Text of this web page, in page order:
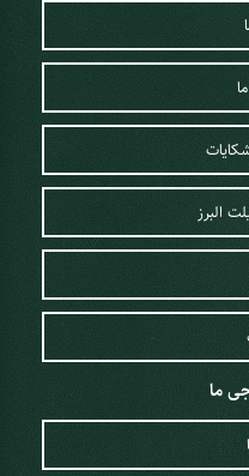
پاییزی منظره‌ای
در آب‌وهوایی معتدل از
زیاد توریست‌های خاصی در این
فستیوال‌های ژاپن در این
شکوفه‌های گیلاس و برگزاری
ژاپن در بهار را افزایش داده
البرز
ما